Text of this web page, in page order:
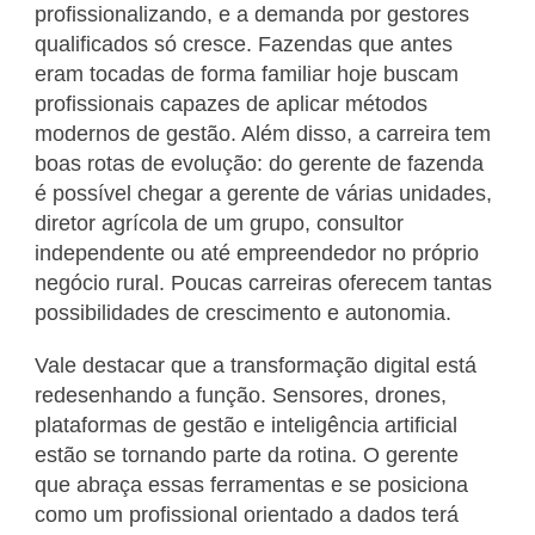
profissionalizando, e a demanda por gestores
qualificados só cresce. Fazendas que antes
eram tocadas de forma familiar hoje buscam
profissionais capazes de aplicar métodos
modernos de gestão. Além disso, a carreira tem
boas rotas de evolução: do gerente de fazenda
é possível chegar a gerente de várias unidades,
diretor agrícola de um grupo, consultor
independente ou até empreendedor no próprio
negócio rural. Poucas carreiras oferecem tantas
possibilidades de crescimento e autonomia.
Vale destacar que a transformação digital está
redesenhando a função. Sensores, drones,
plataformas de gestão e inteligência artificial
estão se tornando parte da rotina. O gerente
que abraça essas ferramentas e se posiciona
como um profissional orientado a dados terá